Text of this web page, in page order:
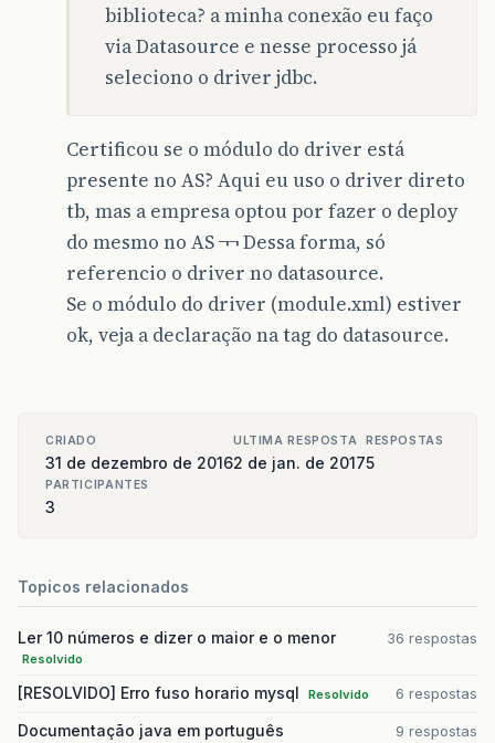
biblioteca? a minha conexão eu faço
via Datasource e nesse processo já
seleciono o driver jdbc.
Certificou se o módulo do driver está
presente no AS? Aqui eu uso o driver direto
tb, mas a empresa optou por fazer o deploy
do mesmo no AS ¬¬ Dessa forma, só
referencio o driver no datasource.
Se o módulo do driver (module.xml) estiver
ok, veja a declaração na tag do datasource.
CRIADO
31 de dezembro de 2016
ULTIMA RESPOSTA
2 de jan. de 2017
RESPOSTAS
5
PARTICIPANTES
3
Topicos relacionados
Ler 10 números e dizer o maior e o menor
Resolvido
36 respostas
[RESOLVIDO] Erro fuso horario mysql Resolvido 6 respostas
Documentação java em português 9 respostas